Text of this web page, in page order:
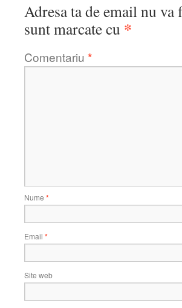
Adresa ta de email nu va
sunt marcate cu *
Comentariu *
Nume *
Email *
Site web